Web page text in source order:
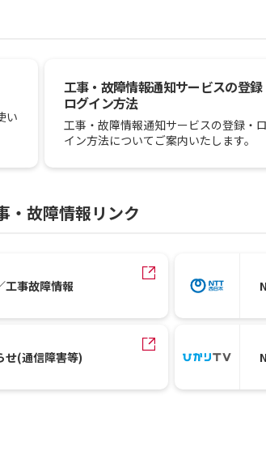
い
工事・故障情報通知サービスの登録
ログイン方法
工事・故障情報通知サービスの登録・
イン方法についてご案内いたします。
・故障情報リンク
工事故障情報
せ(通信障害等)